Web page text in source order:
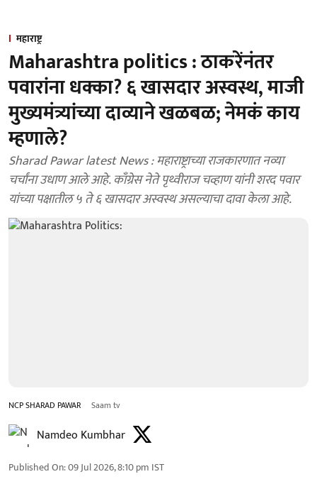
महाराष्ट्र
Maharashtra politics : ठाकरेंनंतर
पवारांना धक्का? ६ खासदार अस्वस्थ, माजी
मुख्यमंत्र्यांच्या दाव्याने खळबळ; नेमकं काय
म्हणाले?
Sharad Pawar latest News : महाराष्ट्राच्या राजकारणात नव्या
चर्चांना उधाण आले आहे. काँग्रेस नेते पृथ्वीराज चव्हाण यांनी शरद पवार
यांच्या पक्षातील ५ ते ६ खासदार अस्वस्थ असल्याचा दावा केला आहे.
NCP SHARAD PAWAR Saam tv
Namdeo Kumbhar
Published On:09 Jul 2026, 8:10 pm IST